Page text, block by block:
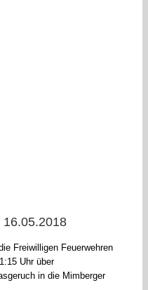
16.05.2018
Freiwilligen Feuerwehren
Uhr über
in die Mimberger